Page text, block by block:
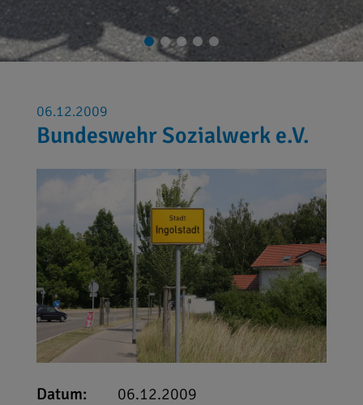
06.12.2009
Bundeswehr Sozialwerk e.V.
Datum:
06.12.2009